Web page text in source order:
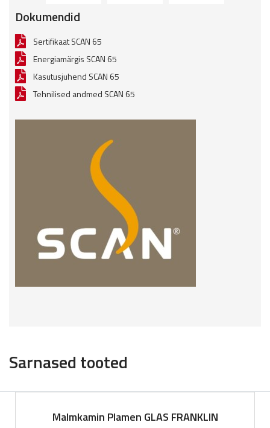
Dokumendid
Sertifikaat SCAN 65
Energiamärgis SCAN 65
Kasutusjuhend SCAN 65
Tehnilised andmed SCAN 65
Sarnased tooted
Malmkamin Plamen GLAS FRANKLIN